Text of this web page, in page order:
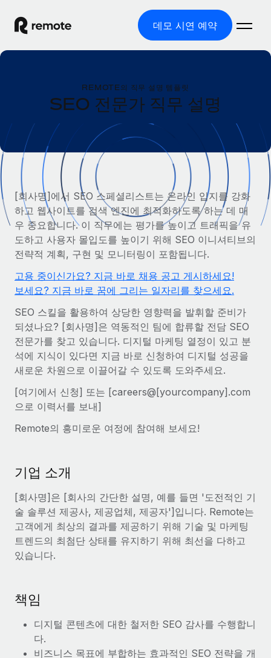
데모 시연 예약
글로벌 고용
글로벌 급여
규정을 준수하며 급여 지급을 손쉽게 처리
기록상 고용주(EOR)
법인 설립 비용 없이 전 세계로 사업을 확장
기록상 계약자
전 세계에서 규정을 준수하며 계약자 고용
계약자 관리
전 세계 계약자의 온보딩 및 관리
복잡한 고용 업무를 아웃소싱
인프라
Remote 통합
HR을 워크플로에 매끄럽게 통합
플랫폼
팀을 위한 통합된 핵심 HR 기능
MCP를 사용하여 모든 AI 도구를 Remote에 연결 가능
통합
핵심 비즈니스 도구로 프로세스를 간소화
서비스
신원 조사
채용 후보자 심사 프로세스 간소화
Compliance Watchtower
글로벌 서비스 제공
국가별 정보
국가별 글로벌 채용 지원 알아보기
미국 주별 정보
미국 모든 주 전역에서 채용 업무를 간소화
Remote와 다른 솔루션 비교
스타트업
성장하는 기업을 위한 민첩한 글로벌 HR 및 급여 솔루션
중견기업
맞춤형 HR 솔루션으로 팀 확장
엔터프라이즈
전략적 기술 파트너
플랫폼에 글로벌 HR을 유연하게 통합
파트너 되기
Remote와의 파트너십 기회 탐색
Remote Build
리소스
도구 및 계산기
오분류 리스크 평가 도구
국가별 직원 오분류 리스크 확인
직원 비용 계산기
국가별 총 인건비 계산
계약자 지급 계산기
글로벌 계약직을 위한 통화 옵션과 지급 소요 시간 확인
REMOTE와 함께 배우기
리서치 및 가이드
사례 연구
HR 용어집
체크리스트 및 템플릿
웨비나
이벤트
뉴스룸
급여 및 인재 인사이트
지원받기
모든 리소스 보기
한국어
Nederlands
Français
Deutsch
Italiano
日本語
한국어
中文（简体）
로그인
REMOTE의 직무 설명 템플릿
SEO 전문가 직무 설명
[회사명]에서 SEO 스페셜리스트는 온라인 입지를 강화
하고 웹사이트를 검색 엔진에 최적화하도록 하는 데 매
우 중요합니다. 이 직무에는 평가를 높이고 트래픽을 유
도하고 사용자 몰입도를 높이기 위해 SEO 이니셔티브의
전략적 계획, 구현 및 모니터링이 포함됩니다.
고용 중이신가요? 지금 바로 채용 공고 게시하세요!
보세요? 지금 바로 꿈에 그리는 일자리를 찾으세요.
SEO 스킬을 활용하여 상당한 영향력을 발휘할 준비가
되셨나요? [회사명]은 역동적인 팀에 합류할 전담 SEO
전문가를 찾고 있습니다. 디지털 마케팅 열정이 있고 분
석에 지식이 있다면 지금 바로 신청하여 디지털 성공을
새로운 차원으로 이끌어갈 수 있도록 도와주세요.
[여기에서 신청] 또는 [careers@[yourcompany].com
으로 이력서를 보내]
Remote의 흥미로운 여정에 참여해 보세요!
기업 소개
[회사명]은 [회사의 간단한 설명, 예를 들면 '도전적인 기
술 솔루션 제공사, 제공업체, 제공자']입니다. Remote는
고객에게 최상의 결과를 제공하기 위해 기술 및 마케팅
트렌드의 최첨단 상태를 유지하기 위해 최선을 다하고
있습니다.
책임
디지털 콘텐츠에 대한 철저한 SEO 감사를 수행합니
다.
비즈니스 목표에 부합하는 효과적인 SEO 전략을 개